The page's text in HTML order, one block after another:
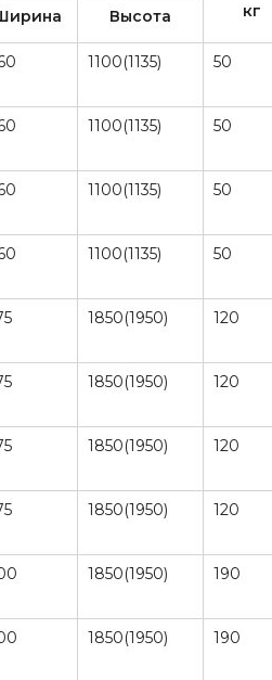
кг
Высота
1100(1135) 50
1100(1135) 50
1100(1135) 50
1100(1135) 50
1850(1950) 120
1850(1950) 120
1850(1950) 120
1850(1950) 120
1850(1950) 190
1850(1950) 190